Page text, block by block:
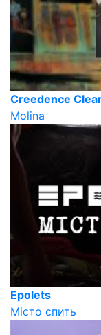
Creedence
Molina
Epolets
Місто спить